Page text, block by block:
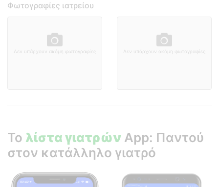
Φωτογραφίες ιατρείου
Δεν υπάρχουν ακόμη φωτογραφίες Δεν υπάρχουν ακόμη φωτογραφίες
Το λίστα γιατρών App: Παντού
στον κατάλληλο γιατρό